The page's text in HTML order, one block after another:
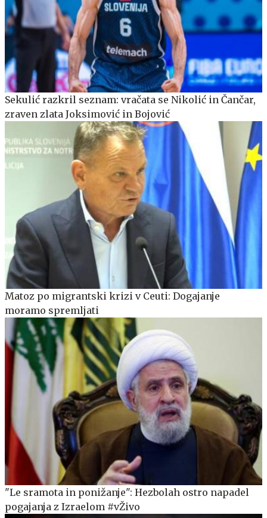
Sekulić razkril seznam: vračata se Nikolić in Čančar,
zraven zlata Joksimović in Bojović
Matoz po migrantski krizi v Ceuti: Dogajanje
moramo spremljati
"Le sramota in ponižanje": Hezbolah ostro napadel
pogajanja z Izraelom #vŽivo